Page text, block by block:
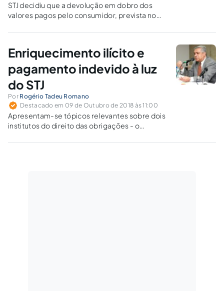
STJ decidiu que a devolução em dobro dos
valores pagos pelo consumidor, prevista no
tanto a existência de pagamento indevido
Enriquecimento ilícito e
pagamento indevido à luz
do STJ
Por Rogério Tadeu Romano
Destacado em 09 de Outubro de 2018 às 11:00
Apresentam-se tópicos relevantes sobre dois
institutos do direito das obrigações - o
- e seu desenvolvimento no direito brasileiro